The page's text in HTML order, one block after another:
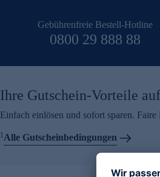
Gebührenfreie Bestell-Hotline
0800 29 888 88
Ihre Gutschein-Vorteile
Einfach einlösen und sofort sparen.
1Alle Gutscheinbedingungen